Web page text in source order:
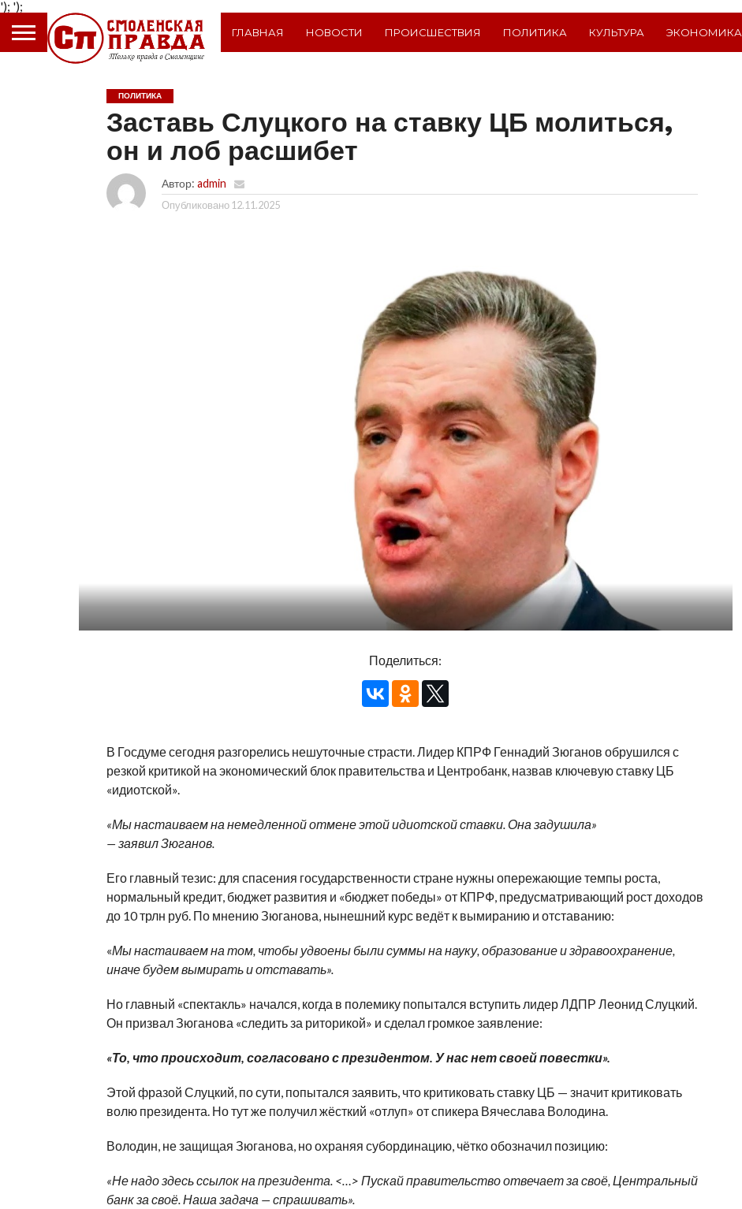
');
ГЛАВНАЯ НОВОСТИ ПРОИСШЕСТВИЯ ПОЛИТИКА КУЛЬТУРА ЭКОНОМИКА
ПОЛИТИКА
Заставь Слуцкого на ставку ЦБ молиться,
он и лоб расшибет
Автор: admin
Опубликовано 12.11.2025
Поделиться:
В Госдуме сегодня разгорелись нешуточные страсти. Лидер КПРФ Геннадий Зюганов обрушился с
резкой критикой на экономический блок правительства и Центробанк, назвав ключевую ставку ЦБ
«идиотской».
«Мы настаиваем на немедленной отмене этой идиотской ставки. Она задушила»
— заявил Зюганов.
Его главный тезис: для спасения государственности стране нужны опережающие темпы роста,
нормальный кредит, бюджет развития и «бюджет победы» от КПРФ, предусматривающий рост доходов
до 10 трлн руб. По мнению Зюганова, нынешний курс ведёт к вымиранию и отставанию:
«Мы настаиваем на том, чтобы удвоены были суммы на науку, образование и здравоохранение,
иначе будем вымирать и отставать».
Но главный «спектакль» начался, когда в полемику попытался вступить лидер ЛДПР Леонид Слуцкий.
Он призвал Зюганова «следить за риторикой» и сделал громкое заявление:
«То, что происходит, согласовано с президентом. У нас нет своей повестки».
Этой фразой Слуцкий, по сути, попытался заявить, что критиковать ставку ЦБ — значит критиковать
волю президента. Но тут же получил жёсткий «отлуп» от спикера Вячеслава Володина.
Володин, не защищая Зюганова, но охраняя субординацию, чётко обозначил позицию:
«Не надо здесь ссылок на президента. <…> Пускай правительство отвечает за своё, Центральный
банк за своё. Наша задача — спрашивать».
');